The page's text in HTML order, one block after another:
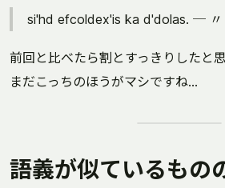
si'hd efcoldex'is ka d'dolas. ─ 〃
前回と比べたら割とすっきりしたと
まだこっちのほうがマシですね...
語義が似ているもの